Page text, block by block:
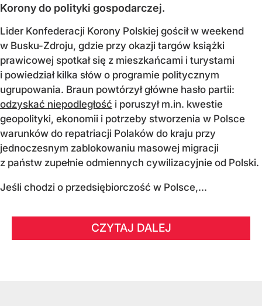
Korony do polityki gospodarczej.
Lider Konfederacji Korony Polskiej gościł w weekend
w Busku-Zdroju, gdzie przy okazji targów książki
prawicowej spotkał się z mieszkańcami i turystami
i powiedział kilka słów o programie politycznym
ugrupowania. Braun powtórzył główne hasło partii:
odzyskać niepodległość i poruszył m.in. kwestie
geopolityki, ekonomii i potrzeby stworzenia w Polsce
warunków do repatriacji Polaków do kraju przy
jednoczesnym zablokowaniu masowej migracji
z państw zupełnie odmiennych cywilizacyjnie od Polski.
Jeśli chodzi o przedsiębiorczość w Polsce,...
CZYTAJ DALEJ